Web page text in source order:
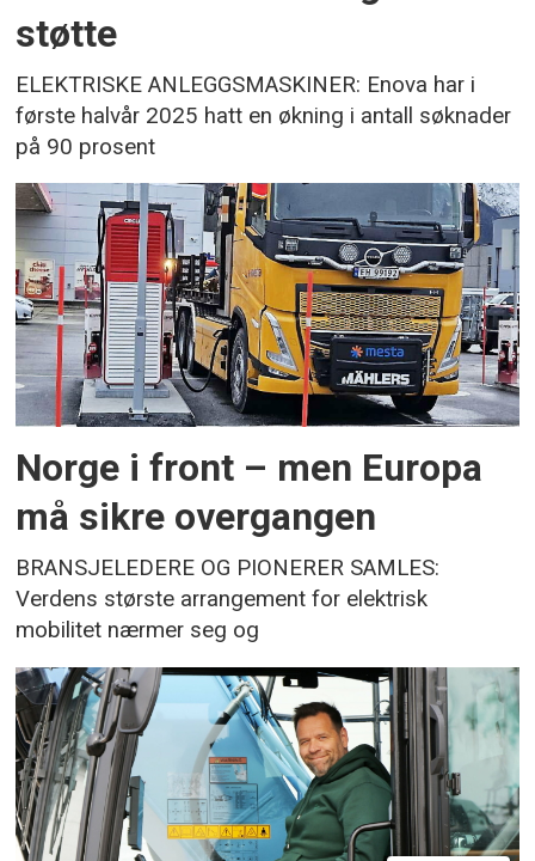
støtte
ELEKTRISKE ANLEGGSMASKINER: Enova har i
første halvår 2025 hatt en økning i antall søknader
på 90 prosent
Norge i front – men Europa
må sikre overgangen
BRANSJELEDERE OG PIONERER SAMLES:
Verdens største arrangement for elektrisk
mobilitet nærmer seg og